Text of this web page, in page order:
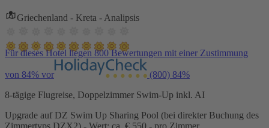
Griechenland - Kreta - Analipsis
Für dieses Hotel liegen 800 Bewertungen mit einer Zustimmung
von 84% vor (800) 84%
8-tägige Flugreise, Doppelzimmer Swim-Up inkl. AI
Upgrade auf DZ Swim Up Sharing Pool (bei direkter Buchung des
Zimmertyps DZX2) - Wert: ca. € 550,- pro Zimmer